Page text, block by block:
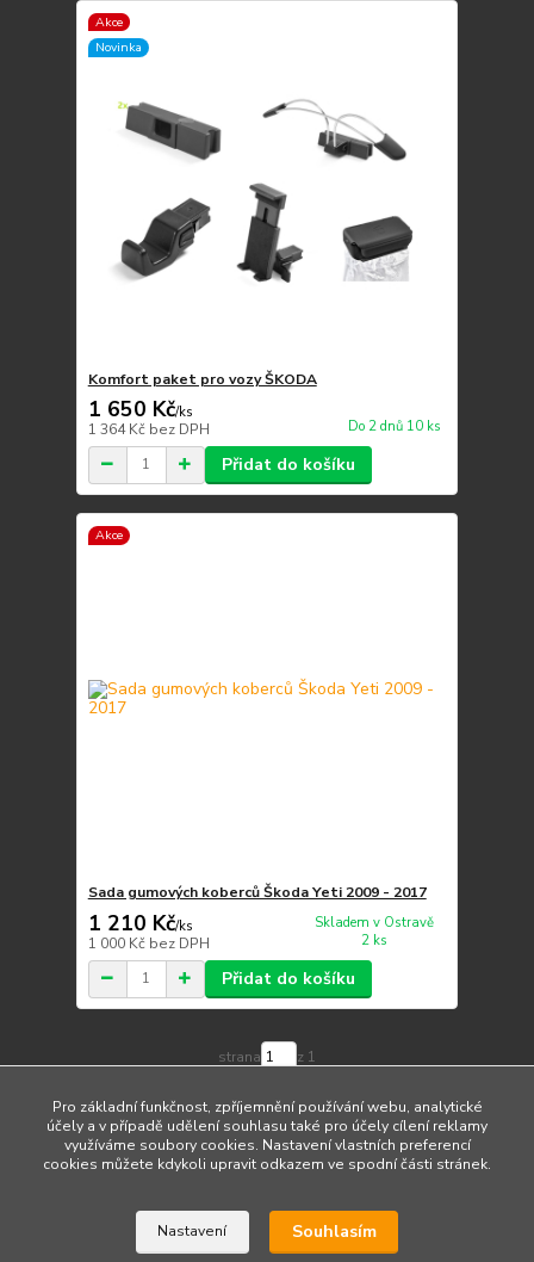
Akce
Novinka
Komfort paket pro vozy ŠKODA
1 650 Kč/ks
1 364 Kč bez DPH Do 2 dnů 10 ks
Přidat do košíku
Akce
Sada gumových koberců Škoda Yeti 2009 - 2017
1 210 Kč/ks
1 000 Kč bez DPH
Skladem v Ostravě
2 ks
Přidat do košíku
strana z 1
Upravit sběr cookies.
Pro základní funkčnost, zpříjemnění používání webu, analytické
účely a v případě udělení souhlasu také pro účely cílení reklamy
využíváme soubory cookies. Nastavení vlastních preferencí
cookies můžete kdykoli upravit odkazem ve spodní části stránek.
Nastavení Souhlasím